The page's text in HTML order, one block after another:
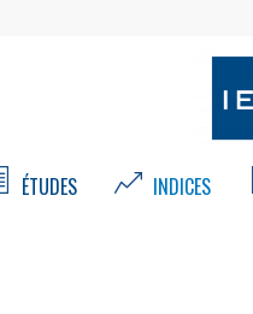
ÉTUDES INDICES